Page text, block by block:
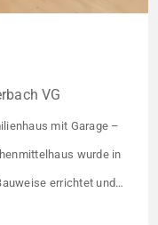
VG
mit Garage –
wurde in
errichtet und